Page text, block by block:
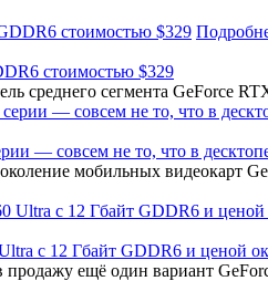
стоимостью $329
среднего сегмента GeForce
— совсем не то, что в
мобильных видеокарт
с 12 Гбайт GDDR6 и ценой
ещё один вариант